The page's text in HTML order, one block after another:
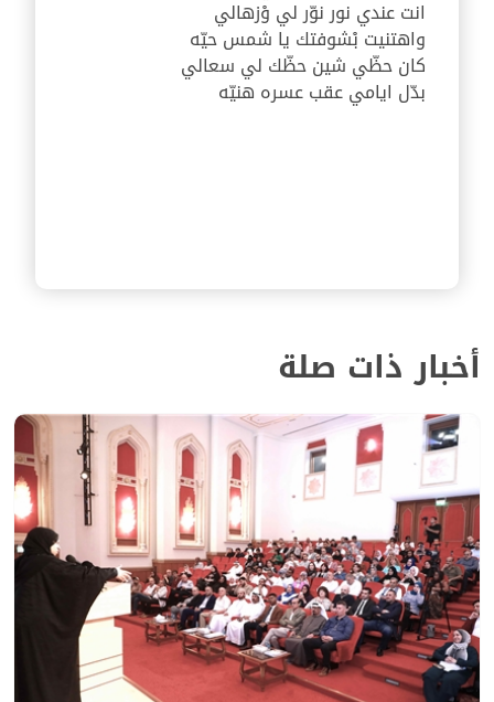
انت عندي نور نوّر لي وْزهالي
واهتنيت بْشوفتك يا شمس حيّه
كان حظّي شين حظّك لي سعالي
بدّل ايامي عقب عسره هنيّه
أخبار ذات صلة